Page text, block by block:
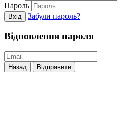
Пароль
Вхід Забули пароль?
Відновлення пароля
Назад Відправити